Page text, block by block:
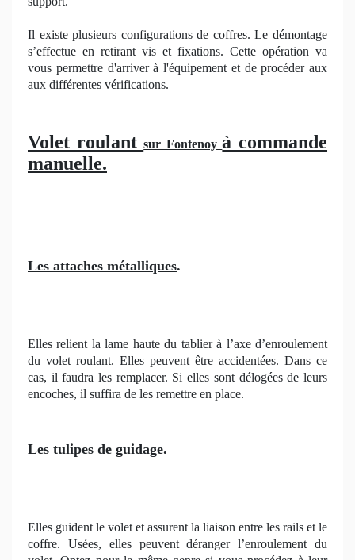
Il existe plusieurs configurations de coffres. Le démontage
s’effectue en retirant vis et fixations. Cette opération va
vous permettre d'arriver à l'équipement et de procéder aux
aux différentes vérifications.
Volet roulantsur Fontenoyà commande
manuelle.
Les attaches métalliques.
Elles relient la lame haute du tablier à l’axe d’enroulement
du volet roulant. Elles peuvent être accidentées. Dans ce
cas, il faudra les remplacer. Si elles sont délogées de leurs
encoches, il suffira de les remettre en place.
Les tulipes de guidage.
Elles guident le volet et assurent la liaison entre les rails et le
coffre. Usées, elles peuvent déranger l’enroulement du